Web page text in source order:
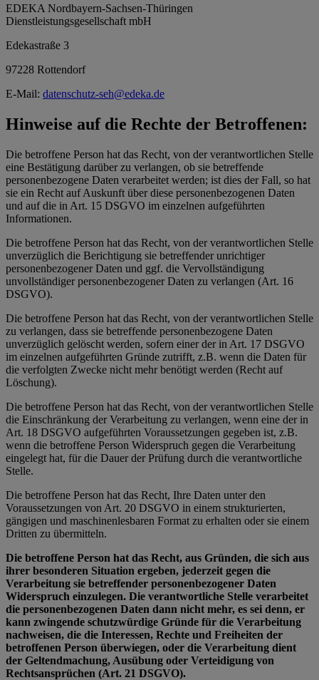
EDEKA Nordbayern-Sachsen-Thüringen
Dienstleistungsgesellschaft mbH
Edekastraße 3
97228 Rottendorf
E-Mail: datenschutz-seh@edeka.de
Hinweise auf die Rechte der Betroffenen:
Die betroffene Person hat das Recht, von der verantwortlichen Stelle
eine Bestätigung darüber zu verlangen, ob sie betreffende
personenbezogene Daten verarbeitet werden; ist dies der Fall, so hat
sie ein Recht auf Auskunft über diese personenbezogenen Daten
und auf die in Art. 15 DSGVO im einzelnen aufgeführten
Informationen.
Die betroffene Person hat das Recht, von der verantwortlichen Stelle
unverzüglich die Berichtigung sie betreffender unrichtiger
personenbezogener Daten und ggf. die Vervollständigung
unvollständiger personenbezogener Daten zu verlangen (Art. 16
DSGVO).
Die betroffene Person hat das Recht, von der verantwortlichen Stelle
zu verlangen, dass sie betreffende personenbezogene Daten
unverzüglich gelöscht werden, sofern einer der in Art. 17 DSGVO
im einzelnen aufgeführten Gründe zutrifft, z.B. wenn die Daten für
die verfolgten Zwecke nicht mehr benötigt werden (Recht auf
Löschung).
Die betroffene Person hat das Recht, von der verantwortlichen Stelle
die Einschränkung der Verarbeitung zu verlangen, wenn eine der in
Art. 18 DSGVO aufgeführten Voraussetzungen gegeben ist, z.B.
wenn die betroffene Person Widerspruch gegen die Verarbeitung
eingelegt hat, für die Dauer der Prüfung durch die verantwortliche
Stelle.
Die betroffene Person hat das Recht, Ihre Daten unter den
Voraussetzungen von Art. 20 DSGVO in einem strukturierten,
gängigen und maschinenlesbaren Format zu erhalten oder sie einem
Dritten zu übermitteln.
Die betroffene Person hat das Recht, aus Gründen, die sich aus
ihrer besonderen Situation ergeben, jederzeit gegen die
Verarbeitung sie betreffender personenbezogener Daten
Widerspruch einzulegen. Die verantwortliche Stelle verarbeitet
die personenbezogenen Daten dann nicht mehr, es sei denn, er
kann zwingende schutzwürdige Gründe für die Verarbeitung
nachweisen, die die Interessen, Rechte und Freiheiten der
betroffenen Person überwiegen, oder die Verarbeitung dient
der Geltendmachung, Ausübung oder Verteidigung von
Rechtsansprüchen (Art. 21 DSGVO).